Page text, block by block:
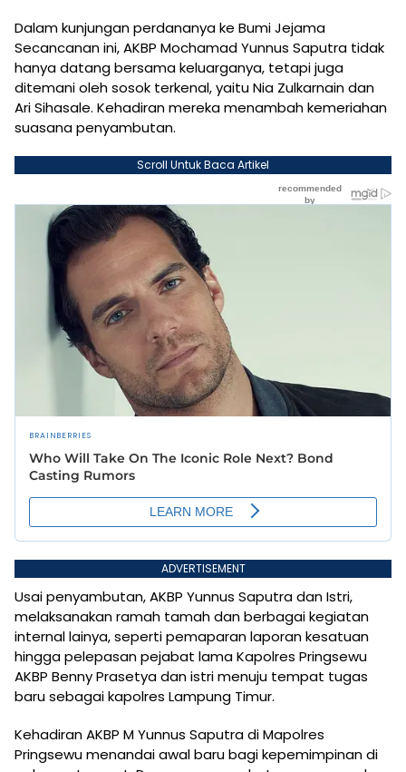
Dalam kunjungan perdananya ke Bumi Jejama
Secancanan ini, AKBP Mochamad Yunnus Saputra tidak
hanya datang bersama keluarganya, tetapi juga
ditemani oleh sosok terkenal, yaitu Nia Zulkarnain dan
Ari Sihasale. Kehadiran mereka menambah kemeriahan
suasana penyambutan.
Scroll Untuk Baca Artikel
ADVERTISEMENT
Usai penyambutan, AKBP Yunnus Saputra dan Istri,
melaksanakan ramah tamah dan berbagai kegiatan
internal lainya, seperti pemaparan laporan kesatuan
hingga pelepasan pejabat lama Kapolres Pringsewu
AKBP Benny Prasetya dan istri menuju tempat tugas
baru sebagai kapolres Lampung Timur.
Kehadiran AKBP M Yunnus Saputra di Mapolres
Pringsewu menandai awal baru bagi kepemimpinan di